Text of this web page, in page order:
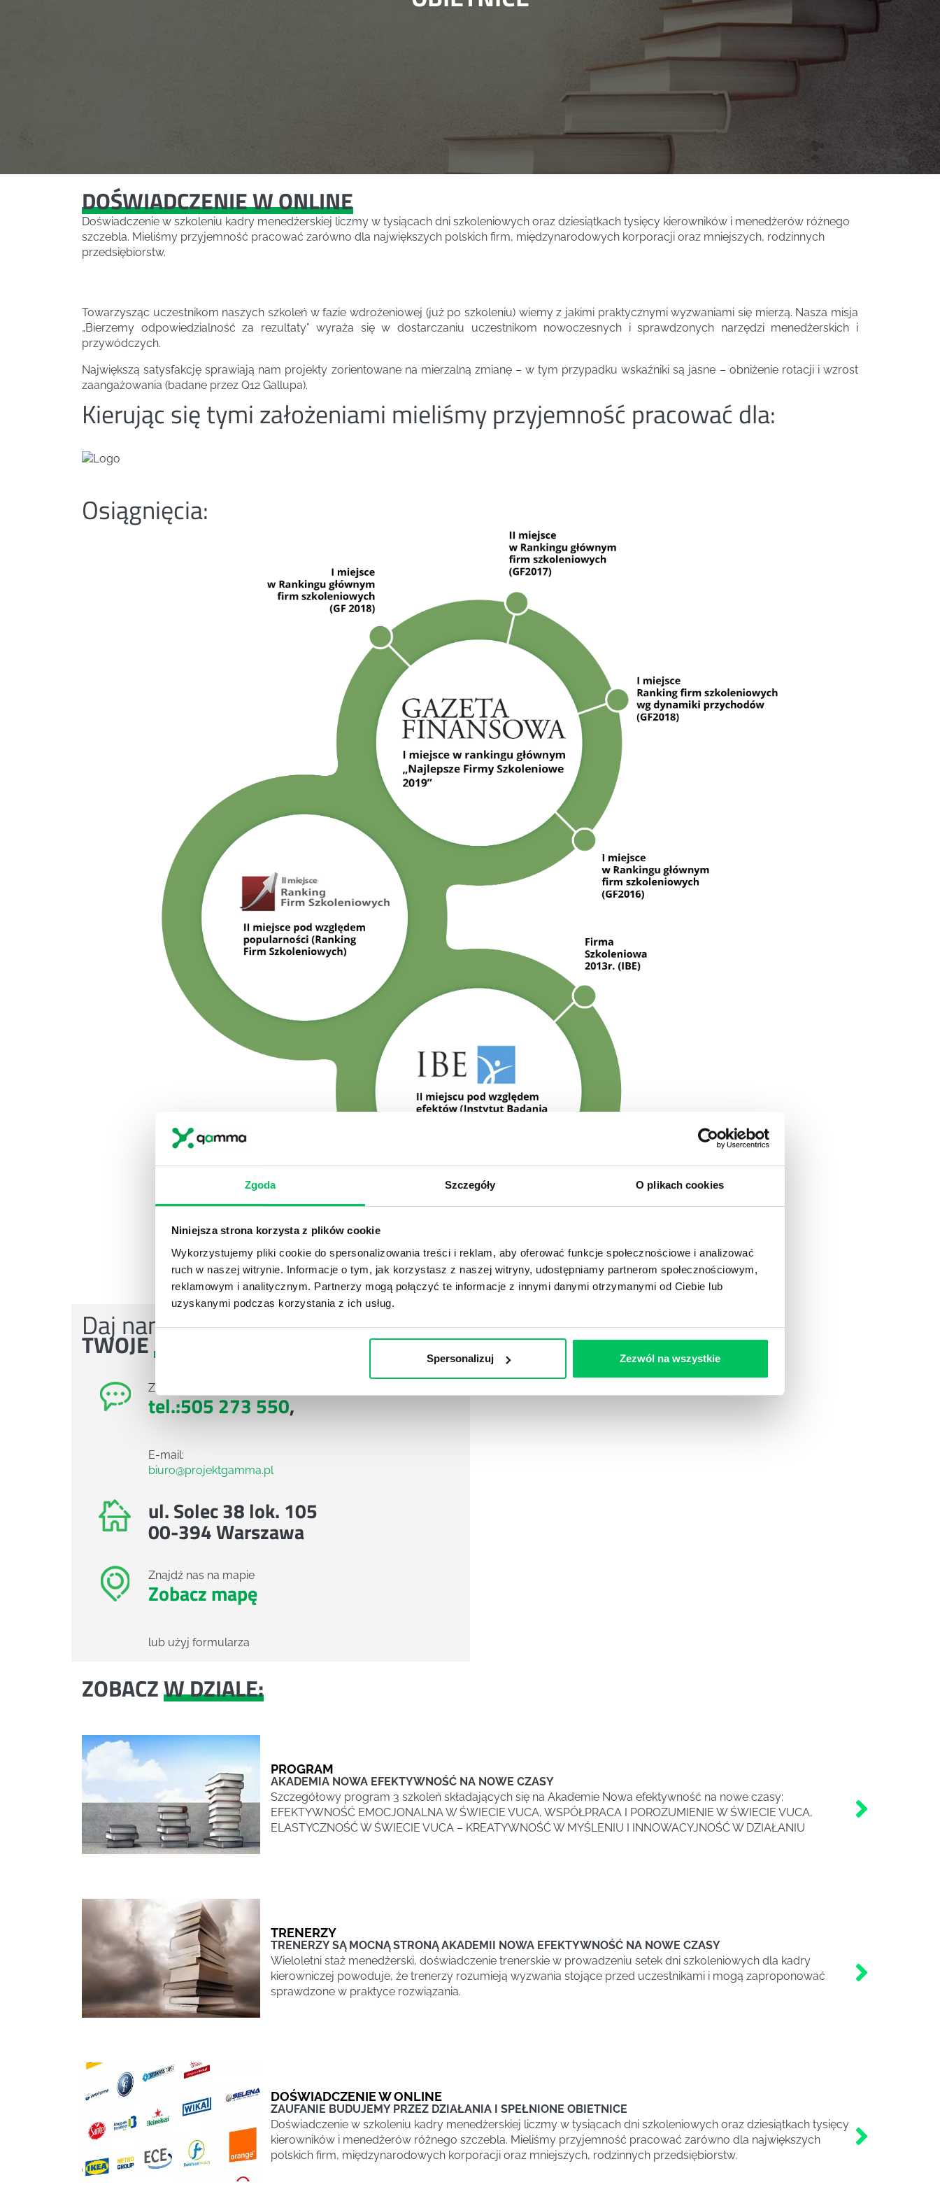
Zgoda Szczegóły O plikach cookies
Niniejsza strona korzysta z plików cookie
Wykorzystujemy pliki cookie do spersonalizowania treści i reklam, aby oferować funkcje społecznościowe i analizować
ruch w naszej witrynie. Informacje o tym, jak korzystasz z naszej witryny, udostępniamy partnerom społecznościowym,
reklamowym i analitycznym. Partnerzy mogą połączyć te informacje z innymi danymi otrzymanymi od Ciebie lub
uzyskanymi podczas korzystania z ich usług.
Spersonalizuj Zezwól na wszystkie
DOŚWIADCZENIE W ONLINE
Doświadczenie w szkoleniu kadry menedżerskiej liczmy w tysiącach dni szkoleniowych oraz dziesiątkach tysięcy kierowników i menedżerów różnego
szczebla. Mieliśmy przyjemność pracować zarówno dla największych polskich firm, międzynarodowych korporacji oraz mniejszych, rodzinnych
przedsiębiorstw.
Towarzysząc uczestnikom naszych szkoleń w fazie wdrożeniowej (już po szkoleniu) wiemy z jakimi praktycznymi wyzwaniami się mierzą. Nasza misja
„Bierzemy odpowiedzialność za rezultaty” wyraża się w dostarczaniu uczestnikom nowoczesnych i sprawdzonych narzędzi menedżerskich i
przywódczych.
Największą satysfakcję sprawiają nam projekty zorientowane na mierzalną zmianę – w tym przypadku wskaźniki są jasne – obniżenie rotacji i wzrost
zaangażowania (badane przez Q12 Gallupa).
Kierując się tymi założeniami mieliśmy przyjemność pracować dla:
Osiągnięcia:
Daj nam poznać
TWOJEPOTRZEBY
Zadzwoń do nas:
tel.:505 273 550,
E-mail:
biuro@projektgamma.pl
ul. Solec 38 lok. 105
00-394 Warszawa
Znajdź nas na mapie
Zobacz mapę
lub użyj formularza
ZOBACZW DZIALE:
PROGRAM
AKADEMIA NOWA EFEKTYWNOŚĆ NA NOWE CZASY
Szczegółowy program 3 szkoleń składających się na Akademie Nowa efektywność na nowe czasy:
EFEKTYWNOŚĆ EMOCJONALNA W ŚWIECIE VUCA, WSPÓŁPRACA I POROZUMIENIE W ŚWIECIE VUCA,
ELASTYCZNOŚĆ W ŚWIECIE VUCA – KREATYWNOŚĆ W MYŚLENIU I INNOWACYJNOŚĆ W DZIAŁANIU
TRENERZY
TRENERZY SĄ MOCNĄ STRONĄ AKADEMII NOWA EFEKTYWNOŚĆ NA NOWE CZASY
Wieloletni staż menedżerski, doświadczenie trenerskie w prowadzeniu setek dni szkoleniowych dla kadry
kierowniczej powoduje, że trenerzy rozumieją wyzwania stojące przed uczestnikami i mogą zaproponować
sprawdzone w praktyce rozwiązania.
DOŚWIADCZENIE W ONLINE
ZAUFANIE BUDUJEMY PRZEZ DZIAŁANIA I SPEŁNIONE OBIETNICE
Doświadczenie w szkoleniu kadry menedżerskiej liczmy w tysiącach dni szkoleniowych oraz dziesiątkach tysięcy
kierowników i menedżerów różnego szczebla. Mieliśmy przyjemność pracować zarówno dla największych
polskich firm, międzynarodowych korporacji oraz mniejszych, rodzinnych przedsiębiorstw.